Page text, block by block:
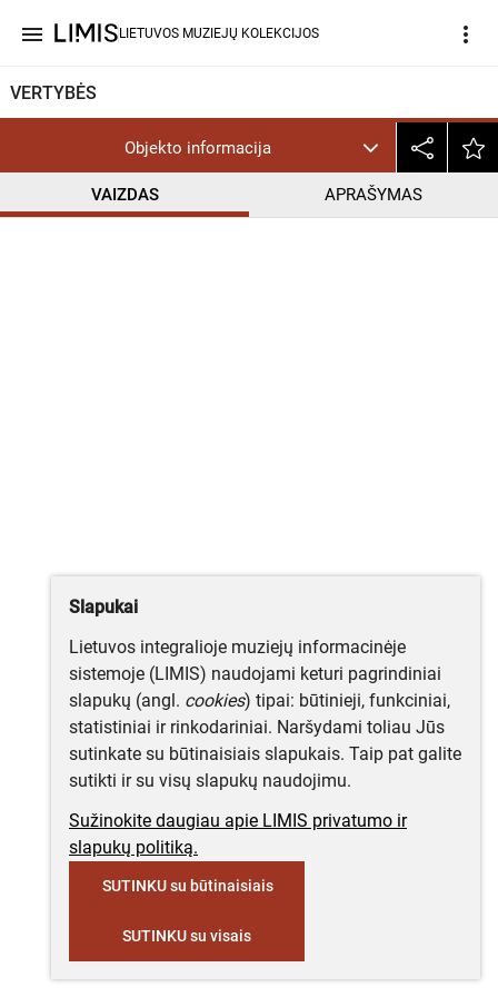
menu LIETUVOS MUZIEJŲ KOLEKCIJOS more_vert
VERTYBĖS
Objekto informacija
VAIZDAS APRAŠYMAS
Slapukai
Lietuvos integralioje muziejų informacinėje
sistemoje (LIMIS) naudojami keturi pagrindiniai
slapukų (angl. cookies) tipai: būtinieji, funkciniai,
statistiniai ir rinkodariniai. Naršydami toliau Jūs
sutinkate su būtinaisiais slapukais. Taip pat galite
sutikti ir su visų slapukų naudojimu.
Sužinokite daugiau apie LIMIS privatumo ir
slapukų politiką.
SUTINKU su būtinaisiais
SUTINKU su visais